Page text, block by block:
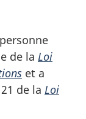
de la Loi
et a
de la Loi